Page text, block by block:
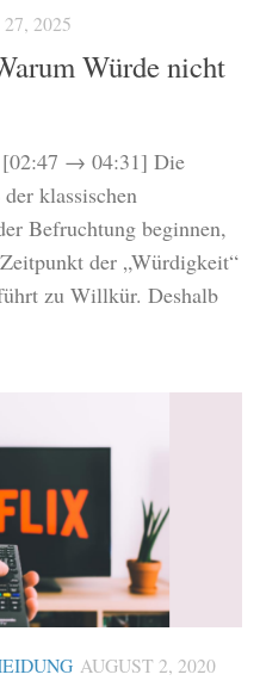
2025
Würde nicht
[02:47 → 04:31] Die
klassischen
Befruchtung beginnen,
der „Würdigkeit“
zu Willkür. Deshalb
AUGUST 2, 2020